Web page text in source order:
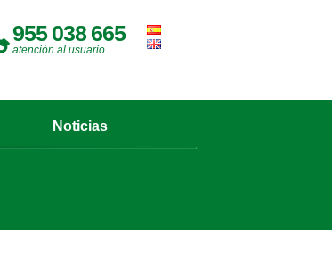
955 038 665
atención al usuario
Noticias